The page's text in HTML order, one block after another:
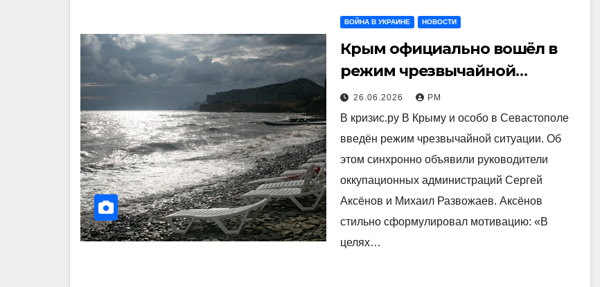
ВОЙНА В УКРАИНЕ НОВОСТИ
Крым официально вошёл в
режим чрезвычайной
ситуации
26.06.2026 РМ
В кризис.ру В Крыму и особо в Севастополе
введён режим чрезвычайной ситуации. Об
этом синхронно объявили руководители
оккупационных администраций Сергей
Аксёнов и Михаил Развожаев. Аксёнов
стильно сформулировал мотивацию: «В
целях…